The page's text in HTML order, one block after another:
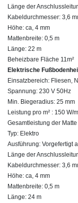
Länge der
Kabeldurchmesser: 3,6
Höhe: ca, 4 mm
Mattenbreite: 0,5 m
Länge: 22 m
Beheizbare Fläche 11m²
Elektrische
Einsatzbereich: Fliesen,
Spannung: 230 V 50Hz
Min. Biegeradius: 25 mm
Leistung pro m² : 150 W/
Gesamtleistung der
Typ: Elektro
Ausführung: Vorgefertigt
Länge der
Kabeldurchmesser: 3,6
Höhe: ca, 4 mm
Mattenbreite: 0,5 m
Länge: 24 m